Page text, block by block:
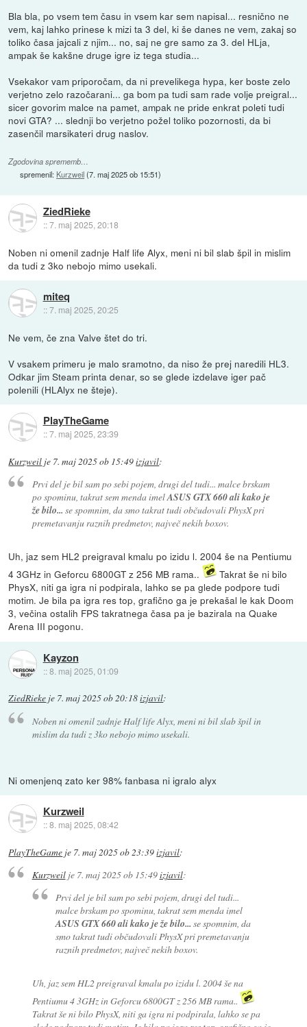
Bla bla, po vsem tem času in vsem kar sem napisal... resnično ne
vem, kaj lahko prinese k mizi ta 3 del, ki še danes ne vem, zakaj so
toliko časa jajcali z njim... no, saj ne gre samo za 3. del HLja,
ampak še kakšne druge igre iz tega studia...
Vsekakor vam priporočam, da ni prevelikega hypa, ker boste zelo
verjetno zelo razočarani... ga bom pa tudi sam rade volje preigral...
sicer govorim malce na pamet, ampak ne pride enkrat poleti tudi
novi GTA? ... slednji bo verjetno požel toliko pozornosti, da bi
zasenčil marsikateri drug naslov.
Zgodovina sprememb…
spremenil: Kurzweil(7. maj 2025 ob 15:51)
ZiedRieke
::7. maj 2025, 20:18
Noben ni omenil zadnje Half life Alyx, meni ni bil slab špil in mislim
da tudi z 3ko nebojo mimo usekali.
miteq
::7. maj 2025, 20:25
Ne vem, če zna Valve štet do tri.
V vsakem primeru je malo sramotno, da niso že prej naredili HL3.
Odkar jim Steam printa denar, so se glede izdelave iger pač
polenili (HLAlyx ne šteje).
PlayTheGame
::7. maj 2025, 23:39
Kurzweil je 7. maj 2025 ob 15:49izjavil:
Prvi del je bil sam po sebi pojem, drugi del tudi... malce brskam
po spominu, takrat sem menda imelASUS GTX 660 ali kako je
že bilo... se spomnim, da smo takrat tudi občudovali PhysX pri
premetavanju raznih predmetov, največ nekih boxov.
Uh, jaz sem HL2 preigraval kmalu po izidu l. 2004 še na Pentiumu
4 3GHz in Geforcu 6800GT z 256 MB rama..
Takrat še ni bilo
PhysX, niti ga igra ni podpirala, lahko se pa glede podpore tudi
motim. Je bila pa igra res top, grafično ga je prekašal le kak Doom
3, večina ostalih FPS takratnega časa pa je bazirala na Quake
Arena III pogonu.
Kayzon
::8. maj 2025, 01:09
ZiedRieke je 7. maj 2025 ob 20:18izjavil:
Noben ni omenil zadnje Half life Alyx, meni ni bil slab špil in
mislim da tudi z 3ko nebojo mimo usekali.
Ni omenjenq zato ker 98% fanbasa ni igralo alyx
Kurzweil
::8. maj 2025, 08:42
PlayTheGame je 7. maj 2025 ob 23:39izjavil:
Kurzweilje 7. maj 2025 ob 15:49izjavil:
Prvi del je bil sam po sebi pojem, drugi del tudi...
malce brskam po spominu, takrat sem menda imel
ASUS GTX 660 ali kako je že bilo... se spomnim, da
smo takrat tudi občudovali PhysX pri premetavanju
raznih predmetov, največ nekih boxov.
Uh, jaz sem HL2 preigraval kmalu po izidu l. 2004 še na
Pentiumu 4 3GHz in Geforcu 6800GT z 256 MB rama..
Takrat še ni bilo PhysX, niti ga igra ni podpirala, lahko se pa